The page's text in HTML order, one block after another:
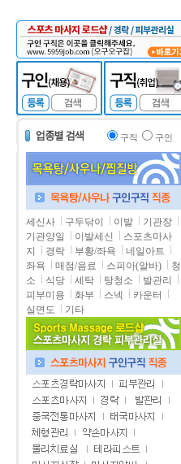
구직 구인
세신사 구두닦이 이발
기관장
기관양일
이발세신
스포츠마사
지
경락 부황/좌욕
네일아트
좌욕
매점/음료 스피아(알바)
청
소
식당 세탁 탕청소
발관리
피부미용
화부 스넥
카운터
실면도
기타